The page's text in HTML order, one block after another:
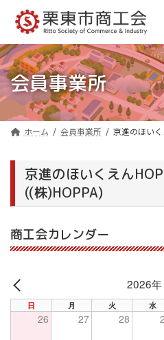
ン
ツ
へ
ス
キ
ッ
ー
シ
ョ
ン
に
移
会員事業所
ホーム 会員事業所 京進のほい
京進のほいくえん
((株)HOPPA)
商工会カレンダー
PREV
2026年
日 月 火 水
26 27 28